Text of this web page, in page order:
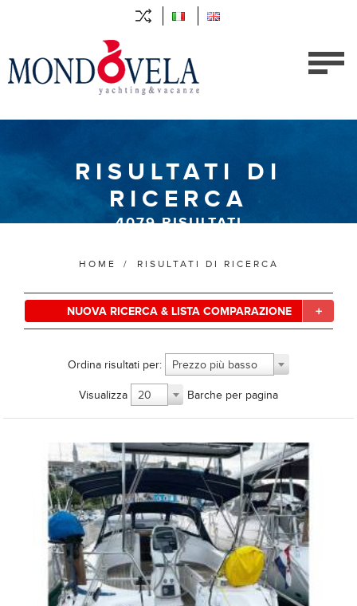
RISULTATI DI
RICERCA
4079RISULTATI
HOME / RISULTATI DI RICERCA
NUOVA RICERCA & LISTA COMPARAZIONE
Ordina risultati per: Prezzo più basso
Visualizza 20 Barche per pagina